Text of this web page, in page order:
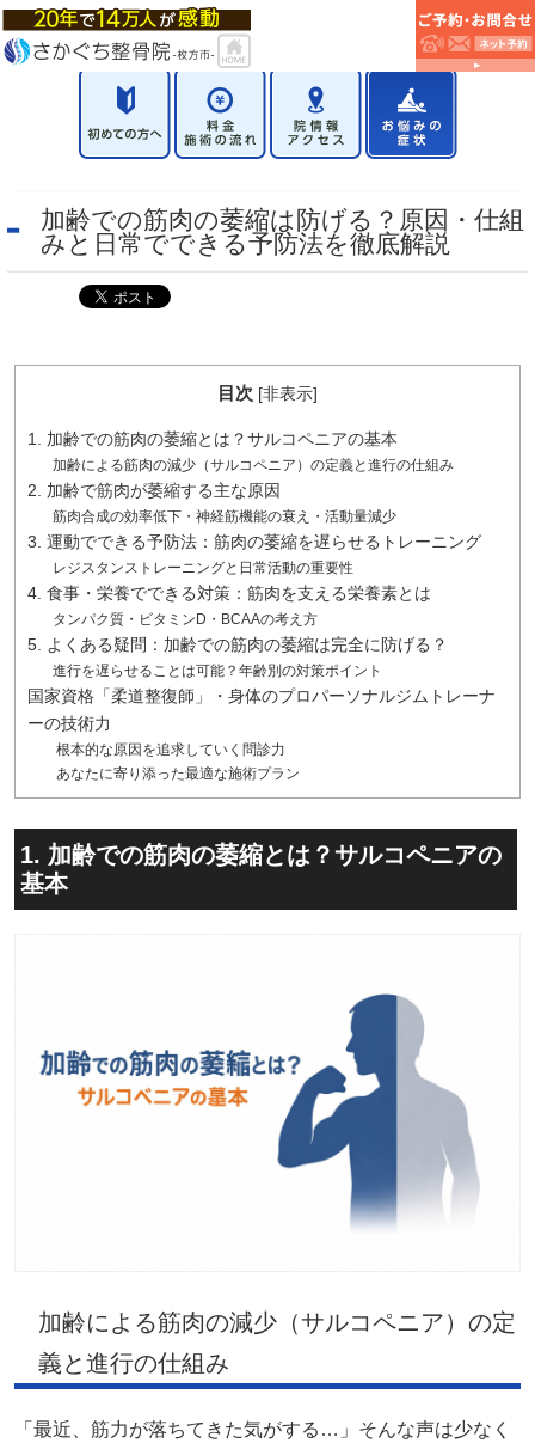
加齢での筋肉の萎縮は防げる？原因・仕組
みと日常でできる予防法を徹底解説
目次 [非表示]
1. 加齢での筋肉の萎縮とは？サルコペニアの基本
加齢による筋肉の減少（サルコペニア）の定義と進行の仕組み
2. 加齢で筋肉が萎縮する主な原因
筋肉合成の効率低下・神経筋機能の衰え・活動量減少
3. 運動でできる予防法：筋肉の萎縮を遅らせるトレーニング
レジスタンストレーニングと日常活動の重要性
4. 食事・栄養でできる対策：筋肉を支える栄養素とは
タンパク質・ビタミンD・BCAAの考え方
5. よくある疑問：加齢での筋肉の萎縮は完全に防げる？
進行を遅らせることは可能？年齢別の対策ポイント
国家資格「柔道整復師」・身体のプロパーソナルジムトレーナ
ーの技術力
根本的な原因を追求していく問診力
あなたに寄り添った最適な施術プラン
1. 加齢での筋肉の萎縮とは？サルコペニアの
基本
加齢による筋肉の減少（サルコペニア）の定
義と進行の仕組み
「最近、筋力が落ちてきた気がする…」そんな声は少なく